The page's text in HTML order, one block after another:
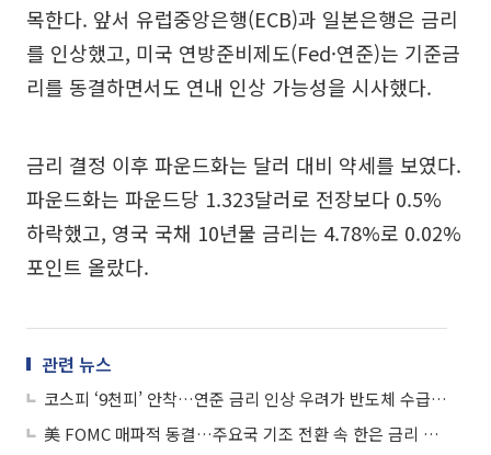
목한다. 앞서 유럽중앙은행(ECB)과 일본은행은 금리
를 인상했고, 미국 연방준비제도(Fed·연준)는 기준금
리를 동결하면서도 연내 인상 가능성을 시사했다.
금리 결정 이후 파운드화는 달러 대비 약세를 보였다.
파운드화는 파운드당 1.323달러로 전장보다 0.5%
하락했고, 영국 국채 10년물 금리는 4.78%로 0.02%
포인트 올랐다.
관련 뉴스
코스피 ‘9천피’ 안착…연준 금리 인상 우려가 반도체 수급 호재로
美 FOMC 매파적 동결…주요국 기조 전환 속 한은 금리 인상 '초읽기'